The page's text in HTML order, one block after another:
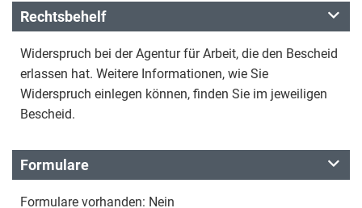
Rechtsbehelf
Widerspruch bei der Agentur für Arbeit, die den Bescheid
erlassen hat. Weitere Informationen, wie Sie
Widerspruch einlegen können, finden Sie im jeweiligen
Bescheid.
Formulare
Formulare vorhanden: Nein